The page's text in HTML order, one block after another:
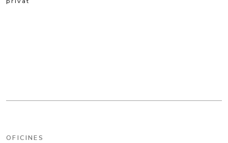
OFICINES